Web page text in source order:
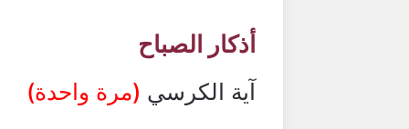
أذكار الصباح
آية الكرسي (مرة واحدة)